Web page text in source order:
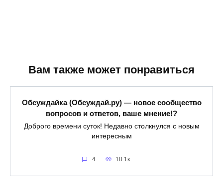
Вам также может понравиться
Обсуждайка (Обсуждай.ру) — новое сообщество
вопросов и ответов, ваше мнение!?
Доброго времени суток! Недавно столкнулся с новым
интересным
4 10.1к.